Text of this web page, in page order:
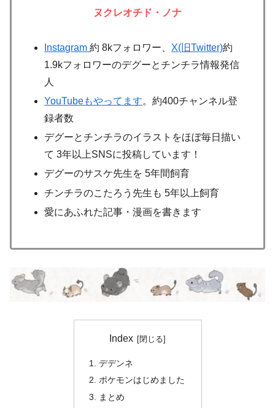
ヌクレオチド・ノナ
Instagram約 8kフォロワー、 X(旧Twitter)約
1.9kフォロワーのデグーとチンチラ情報発信
人
YouTubeもやってます。約400チャンネル登
録者数
デグーとチンチラのイラストをほぼ毎日描い
て 3年以上SNSに投稿しています！
デグーのサスケ先生を 5年間飼育
チンチラのこたろう先生も 5年以上飼育
愛にあふれた記事・漫画を書きます
Index
デデンネ
ポケモンはじめました
まとめ